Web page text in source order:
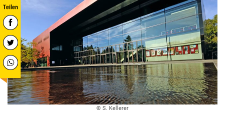
© S. Kellerer